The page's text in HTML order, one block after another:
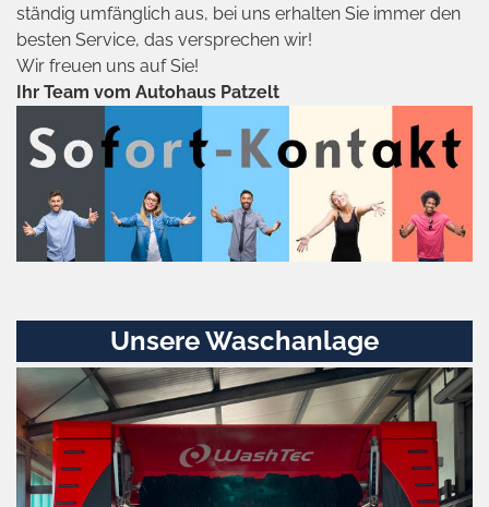
ständig umfänglich aus, bei uns erhalten Sie immer den
besten Service, das versprechen wir!
Wir freuen uns auf Sie!
Ihr Team vom Autohaus Patzelt
Unsere Waschanlage